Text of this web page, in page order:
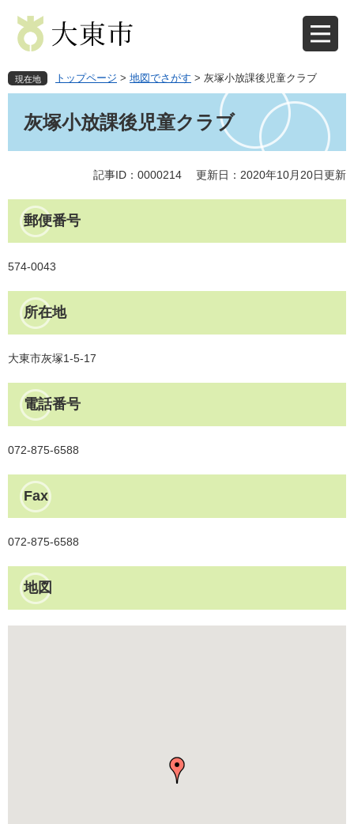
先
頭
を
飛
現在地 トップページ > 地図でさがす > 灰塚小放課後児童クラブ
灰塚小放課後児童クラブ
記事ID：0000214 更新日：2020年10月20日更新
郵便番号
574-0043
所在地
大東市灰塚1-5-17
電話番号
072-875-6588
Fax
072-875-6588
地図